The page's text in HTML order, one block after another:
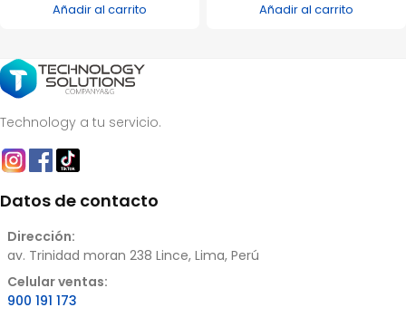
Añadir al carrito Añadir al carrito
Technology a tu servicio.
Datos de contacto
Dirección:
av. Trinidad moran 238 Lince, Lima, Perú
Celular ventas:
900 191 173